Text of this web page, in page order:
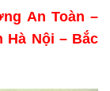
An Toàn –
Hà Nội – Bắc